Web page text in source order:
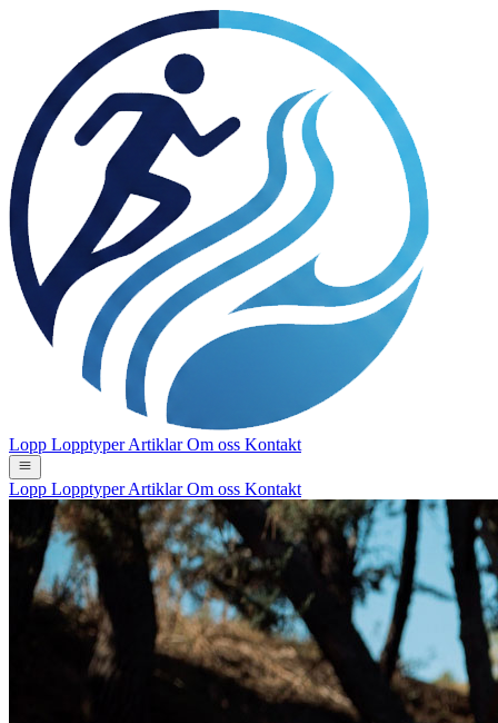
Lopp LopptyperArtiklarOm oss Kontakt
Lopp LopptyperArtiklarOm oss Kontakt